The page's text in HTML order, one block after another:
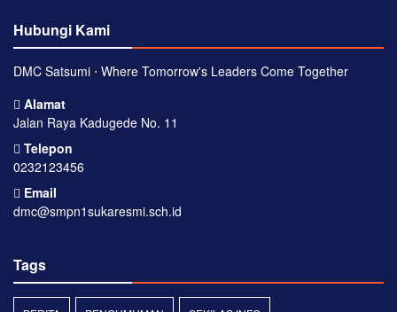
Hubungi Kami
DMC Satsumi ⋅ Where Tomorrow's Leaders Come Together
Alamat
Jalan Raya Kadugede No. 11
Telepon
0232123456
Email
dmc@smpn1sukaresmi.sch.id
Tags